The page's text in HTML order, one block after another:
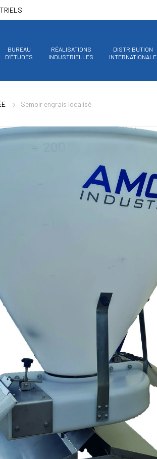
BUREAU
D’ÉTUDES
RÉALISATIONS
INDUSTRIELLES
DISTRIBUTION
INTERNATIONALE
Semoir engrais localisé